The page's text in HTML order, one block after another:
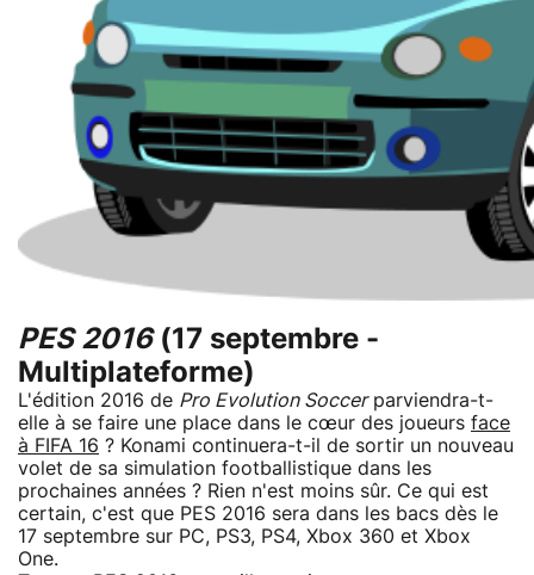
PES 2016(17 septembre -
Multiplateforme)
L'édition 2016 de Pro Evolution Soccerparviendra-t-
elle à se faire une place dans le cœur des joueurs face
à FIFA 16 ? Konami continuera-t-il de sortir un nouveau
volet de sa simulation footballistique dans les
prochaines années ? Rien n'est moins sûr. Ce qui est
certain, c'est que PES 2016 sera dans les bacs dès le
17 septembre sur PC, PS3, PS4, Xbox 360 et Xbox
One.